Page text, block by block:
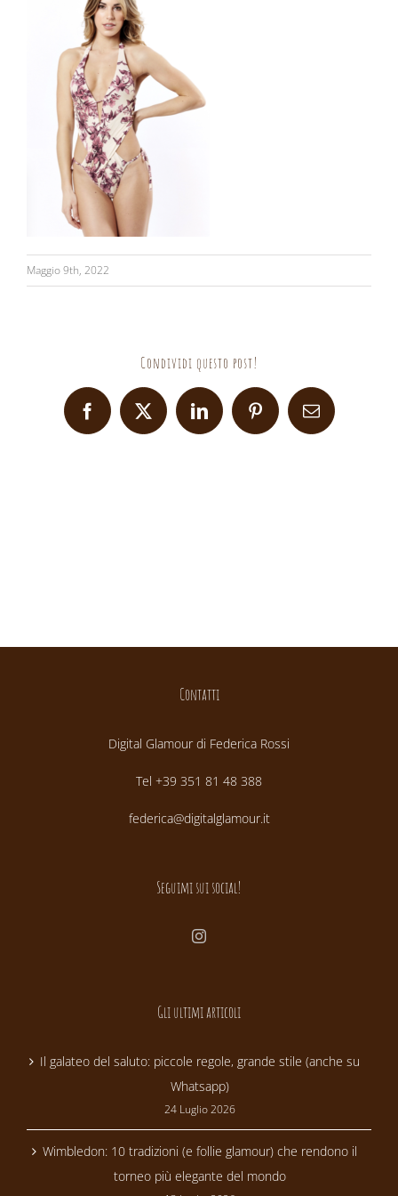
Maggio 9th, 2022
Condividi questo post!
Facebook
X LinkedInPinterestEmail
Contatti
Digital Glamour di Federica Rossi
Tel +39 351 81 48 388
federica@digitalglamour.it
Seguimi sui social!
Gli ultimi articoli
Il galateo del saluto: piccole regole, grande stile (anche su
Whatsapp)
24 Luglio 2026
Wimbledon: 10 tradizioni (e follie glamour) che rendono il
torneo più elegante del mondo